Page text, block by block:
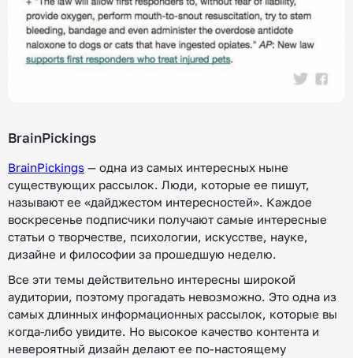
BrainPickings
BrainPickings — одна из самых интересных ныне
существующих рассылок. Люди, которые ее пишут,
называют ее «дайджестом интересностей». Каждое
воскресенье подписчики получают самые интересные
статьи о творчестве, психологии, искусстве, науке,
дизайне и философии за прошедшую неделю.
Все эти темы действительно интересны широкой
аудитории, поэтому прогадать невозможно. Это одна из
самых длинных информационных рассылок, которые вы
когда-либо увидите. Но высокое качество контента и
невероятный дизайн делают ее по-настоящему